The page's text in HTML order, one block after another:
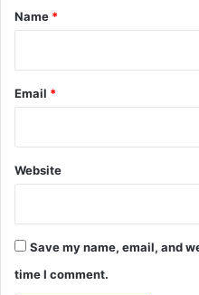
*
Name *
Email *
Website
Save my name, email, and
time I comment.